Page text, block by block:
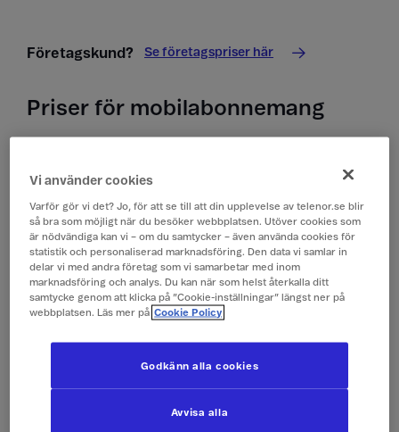
Företagskund? Se företagspriser här
Priser för mobilabonnemang
Priser i Saint Vincent och Grenadines
(Västindien)
Alla priser är inklusive moms.
Surfa
(Surfpass)
Ringa och ta emot
19 kr/min
Vi använder cookies
Varför gör vi det? Jo, för att se till att din upplevelse av telenor.se blir
så bra som möjligt när du besöker webbplatsen. Utöver cookies som
är nödvändiga kan vi – om du samtycker – även använda cookies för
statistik och personaliserad marknadsföring. Den data vi samlar in
delar vi med andra företag som vi samarbetar med inom
marknadsföring och analys. Du kan när som helst återkalla ditt
samtycke genom att klicka på ”Cookie-inställningar” längst ner på
webbplatsen. Läs mer på Cookie Policy
Avvisa alla
Godkänn alla cookies